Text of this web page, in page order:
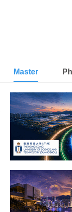
Master